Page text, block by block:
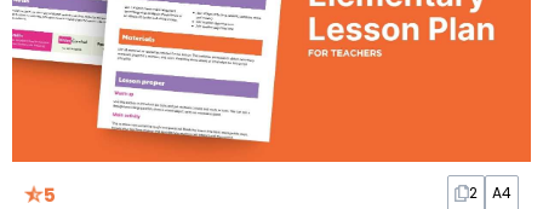
5 2 A4